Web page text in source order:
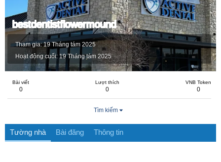
bestdentistflowermound
Tham gia 19 Tháng tám 2025
Hoạt động cuối 19 Tháng tám 2025
Bài viết
0
Lượt thích
0
VNB Token
0
Tìm kiếm
Tường nhà Bài đăng Thông tin